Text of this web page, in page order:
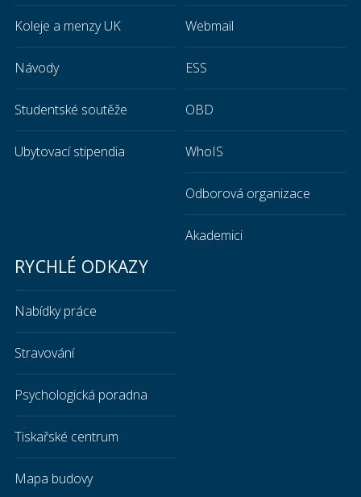
Koleje a menzy UK
Návody
Studentské soutěže
Ubytovací stipendia
Webmail
ESS
OBD
WhoIS
Odborová organizace
Akademici
RYCHLÉ ODKAZY
Nabídky práce
Stravování
Psychologická poradna
Tiskařské centrum
Mapa budovy